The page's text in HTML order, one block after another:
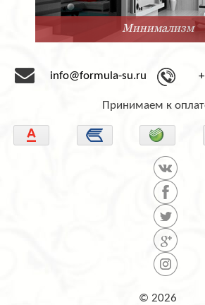
Минимализм
info@formula-su.ru
Принимаем к
© 2026